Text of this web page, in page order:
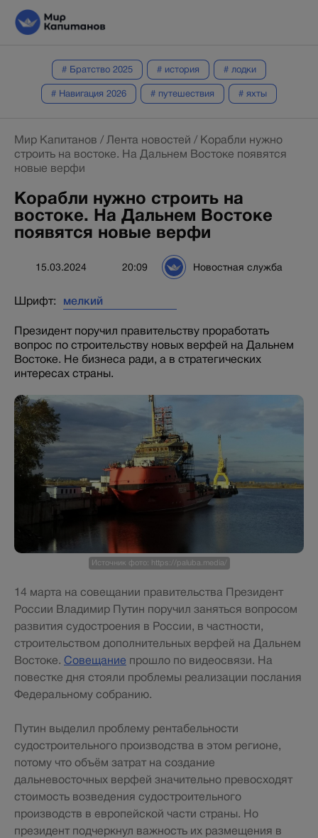
# Братство 2025 # история # лодки
# Навигация 2026 # путешествия # яхты
Мир Капитанов / Лента новостей / Корабли нужно
строить на востоке. На Дальнем Востоке появятся
новые верфи
Корабли нужно строить на
востоке. На Дальнем Востоке
появятся новые верфи
15.03.2024 20:09 Новостная служба
Шрифт:
Президент поручил правительству проработать
вопрос по строительству новых верфей на Дальнем
Востоке. Не бизнеса ради, а в стратегических
интересах страны.
Источник фото: https://paluba.media/
14 марта на совещании правительства Президент
России Владимир Путин поручил заняться вопросом
развития судостроения в России, в частности,
строительством дополнительных верфей на Дальнем
Востоке. Совещание прошло по видеосвязи. На
повестке дня стояли проблемы реализации послания
Федеральному собранию.
Путин выделил проблему рентабельности
судостроительного производства в этом регионе,
потому что объём затрат на создание
дальневосточных верфей значительно превосходят
стоимость возведения судостроительного
производств в европейской части страны. Но
президент подчеркнул важность их размещения в